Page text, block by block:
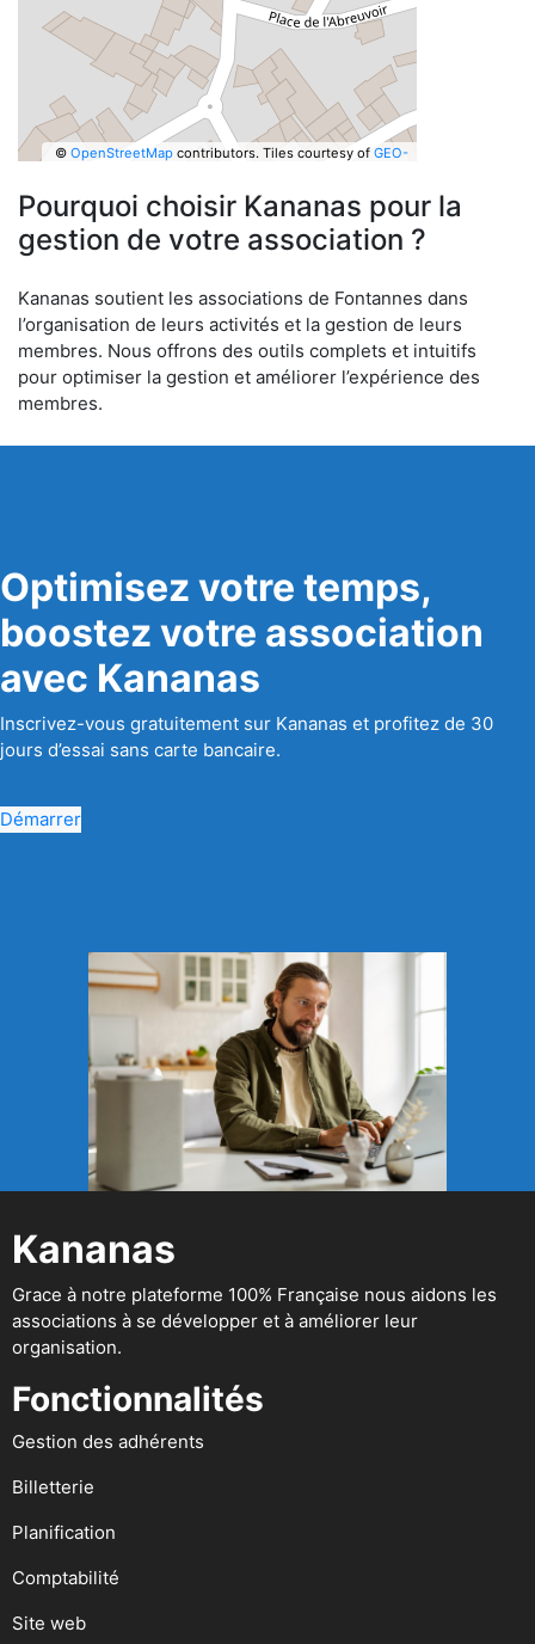
© OpenStreetMapcontributors. Tiles courtesy of GEO-
Pourquoi choisir Kananas pour la
gestion de votre association ?
Kananas soutient les associations de Fontannes dans
l’organisation de leurs activités et la gestion de leurs
membres. Nous offrons des outils complets et intuitifs
pour optimiser la gestion et améliorer l’expérience des
membres.
Optimisez votre temps,
boostez votre association
avec Kananas
Inscrivez-vous gratuitement sur Kananas et profitez de 30
jours d’essai sans carte bancaire.
Démarrer
Kananas
Grace à notre plateforme 100% Française nous aidons les
associations à se développer et à améliorer leur
organisation.
Fonctionnalités
Gestion des adhérents
Billetterie
Planification
Comptabilité
Site web